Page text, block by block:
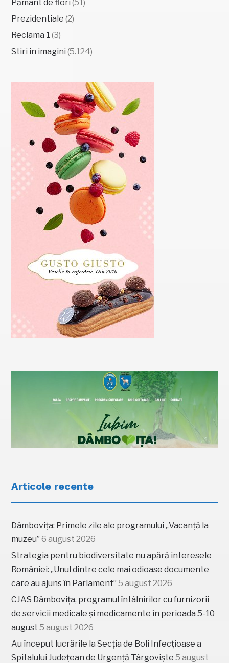
Pământ de flori (51)
Prezidentiale (2)
Reclama 1 (3)
Stiri in imagini (5.124)
Articole recente
Dâmbovița: Primele zile ale programului „Vacanță la
muzeu” 6 august 2026
Strategia pentru biodiversitate nu apără interesele
României: „Unul dintre cele mai odioase documente
care au ajuns în Parlament” 5 august 2026
CJAS Dâmbovița, programul întâlnirilor cu furnizorii
de servicii medicale și medicamente în perioada 5-10
august 5 august 2026
Au început lucrările la Secția de Boli Infecțioase a
Spitalului Județean de Urgență Târgoviște 5 august